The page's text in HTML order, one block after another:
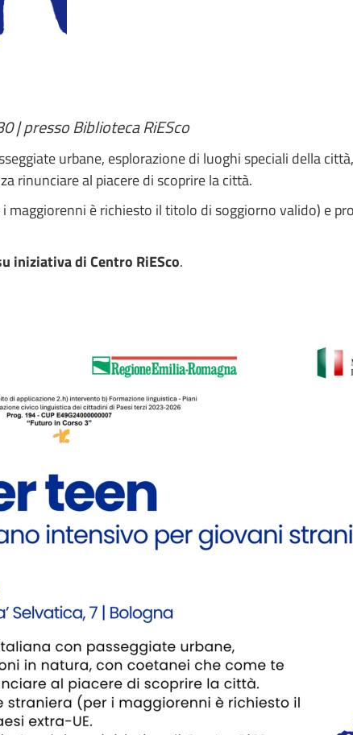
| presso Biblioteca RiESco
urbane, esplorazione di luoghi speciali della
rinunciare al piacere di scoprire la città.
è richiesto il titolo di soggiorno valido) e
iniziativa di Centro RiESco.